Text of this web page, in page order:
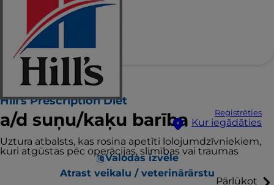
Reģistrēties
Kur iegādāties
Valodas izvēle
Pārlūkot
Hill's Prescription Diet
a/d suņu/kaķu barība
Uztura atbalsts, kas rosina apetīti lolojumdzīvniekiem,
kuri atgūstas pēc operācijas, slimības vai traumas
Atrast veikalu / veterinārārstu